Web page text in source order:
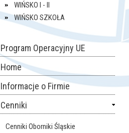
WIŃSKO I - II
WIŃSKO SZKOŁA
Program Operacyjny UE
Home
Informacje o Firmie
Cenniki
Cenniki Oborniki Śląskie